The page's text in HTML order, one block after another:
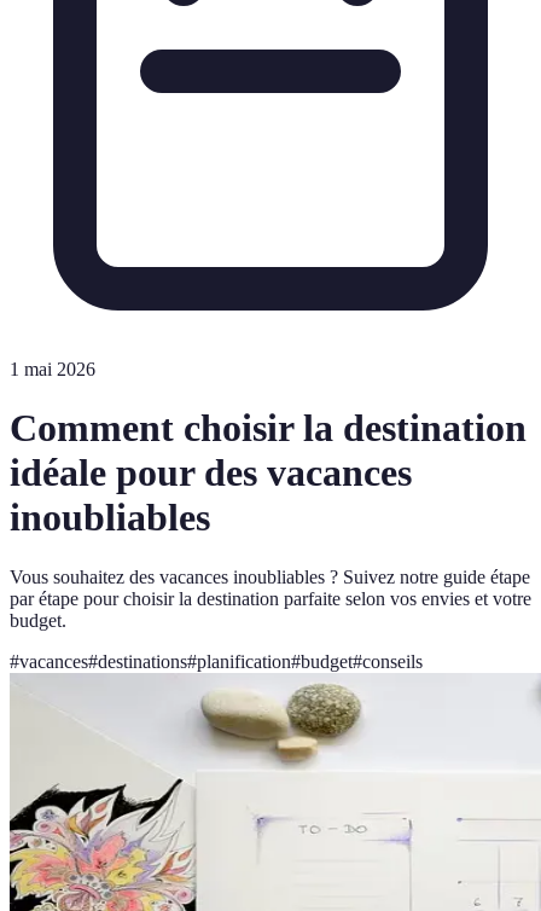
1 mai 2026
Comment choisir la destination
idéale pour des vacances
inoubliables
Vous souhaitez des vacances inoubliables ? Suivez notre guide étape
par étape pour choisir la destination parfaite selon vos envies et votre
budget.
#vacances#destinations#planification#budget#conseils